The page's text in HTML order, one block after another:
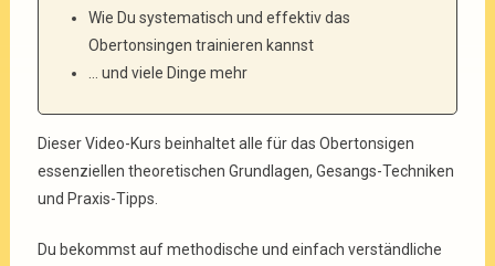
Wie Du systematisch und effektiv das
Obertonsingen trainieren kannst
… und viele Dinge mehr
Dieser Video-Kurs beinhaltet alle für das Obertonsigen
essenziellen theoretischen Grundlagen, Gesangs-Techniken
und Praxis-Tipps.
Du bekommst auf methodische und einfach verständliche